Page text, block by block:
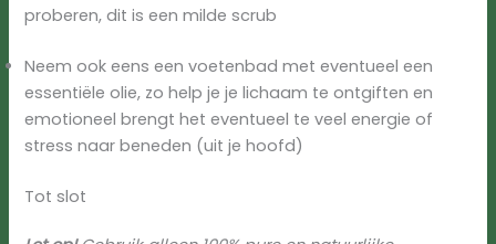
proberen, dit is een milde scrub
Neem ook eens een voetenbad met eventueel een
essentiële olie, zo help je je lichaam te ontgiften en
emotioneel brengt het eventueel te veel energie of
stress naar beneden (uit je hoofd)
Tot slot